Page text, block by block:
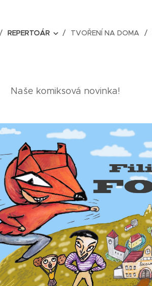
REPERTOÁR TVOŘENÍ NA DOMA
Naše komiksová novinka!